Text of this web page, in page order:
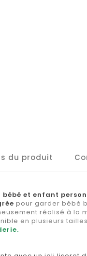
du produit
bébé et enfant
pour garder bébé
réalisé à la
en plusieurs